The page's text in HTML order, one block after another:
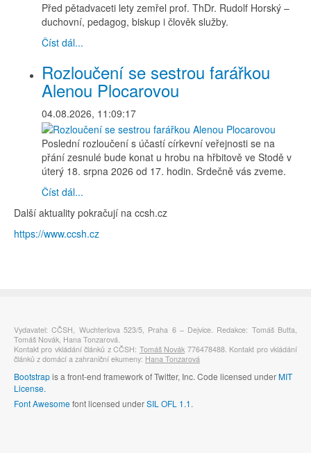
Před pětadvaceti lety zemřel prof. ThDr. Rudolf Horský –
duchovní, pedagog, biskup i člověk služby.
Číst dál...
Rozloučení se sestrou farářkou
Alenou Plocarovou
04.08.2026, 11:09:17
Poslední rozloučení s účastí církevní veřejnosti se na
přání zesnulé bude konat u hrobu na hřbitově ve Stodě v
úterý 18. srpna 2026 od 17. hodin. Srdečně vás zveme.
Číst dál...
Další aktuality pokračují na ccsh.cz
https://www.ccsh.cz
Vydavatel: CČSH, Wuchterlova 523/5, Praha 6 – Dejvice. Redakce: Tomáš Butta,
Tomáš Novák, Hana Tonzarová.
Kontakt pro vkládání článků z CČSH: Tomáš Novák 776478488. Kontakt pro vkládání
článků z domácí a zahraniční ekumeny: Hana Tonzarová
Bootstrapis a front-end framework of Twitter, Inc. Code licensed underMIT
License.
Font Awesomefont licensed underSIL OFL 1.1.